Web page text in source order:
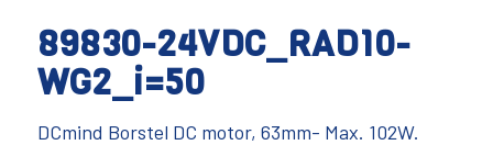
89830-24VDC_RAD10-
WG2_i=50
DCmind Borstel DC motor, 63mm- Max. 102W.